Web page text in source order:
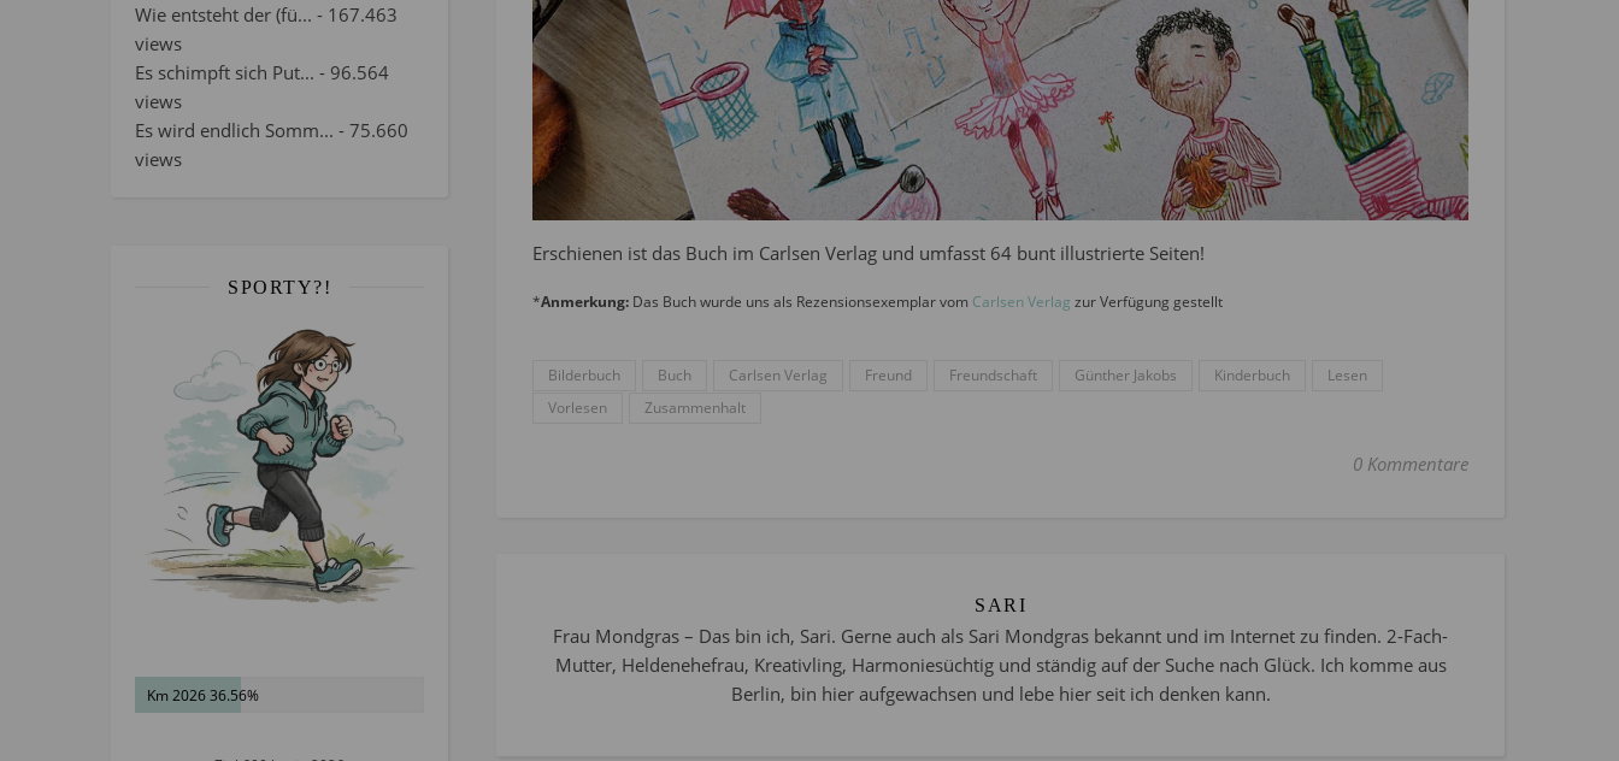
Wie entsteht der (fü... - 167.463
views
Es schimpft sich Put... - 96.564
views
Es wird endlich Somm... - 75.660
views
SPORTY?!
Km 2026 36.56%
Erschienen ist das Buch im Carlsen Verlag und umfasst 64 bunt illustrierte Seiten!
*Anmerkung: Das Buch wurde uns als Rezensionsexemplar vom Carlsen Verlag zur Verfügung gestellt
Bilderbuch Buch Carlsen Verlag Freund Freundschaft Günther Jakobs Kinderbuch
Lesen
Vorlesen
Zusammenhalt
0 Kommentare
SARI
Frau Mondgras – Das bin ich, Sari. Gerne auch als Sari Mondgras bekannt und im Internet zu finden. 2-Fach-
Mutter, Heldenehefrau, Kreativling, Harmoniesüchtig und ständig auf der Suche nach Glück. Ich komme aus
Berlin, bin hier aufgewachsen und lebe hier seit ich denken kann.